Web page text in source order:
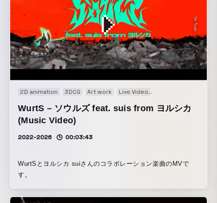
2D animation 3DCG Art work Live Video
WurtS – ソウルズ feat. suis from ヨルシカ
(Music Video)
2022-2026 00:03:43
WurtSとヨルシカ suiさんのコラボレーション楽曲のMVで
す。